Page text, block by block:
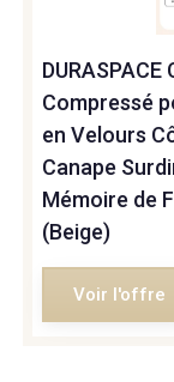
Compressé
en Velours
Canape
Mémoire de
(Beige)
Voir l'offre